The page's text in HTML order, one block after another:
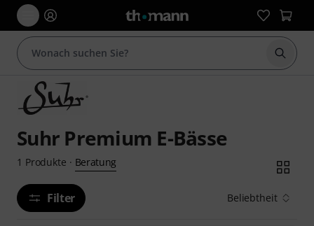
Suche
Suhr Premium E-Bässe
1 Produkte · Beratung
Filter Beliebtheit